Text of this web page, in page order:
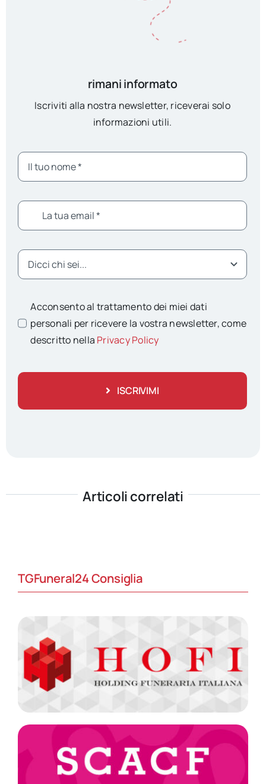
rimani informato
Iscriviti alla nostra newsletter, riceverai solo
informazioni utili.
Acconsento al trattamento dei miei dati
personali per ricevere la vostra newsletter, come
descritto nella Privacy Policy
ISCRIVIMI
Articoli correlati
TGFuneral24 Consiglia